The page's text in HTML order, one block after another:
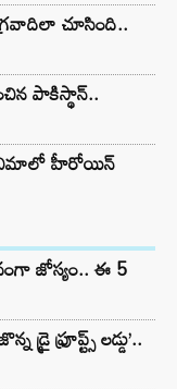
చూసింది..
పాకిస్థాన్..
సినిమాలో హీరోయిన్
జోస్యం.. ఈ 5
ఫ్రూప్ట్స్ లడ్డు’..